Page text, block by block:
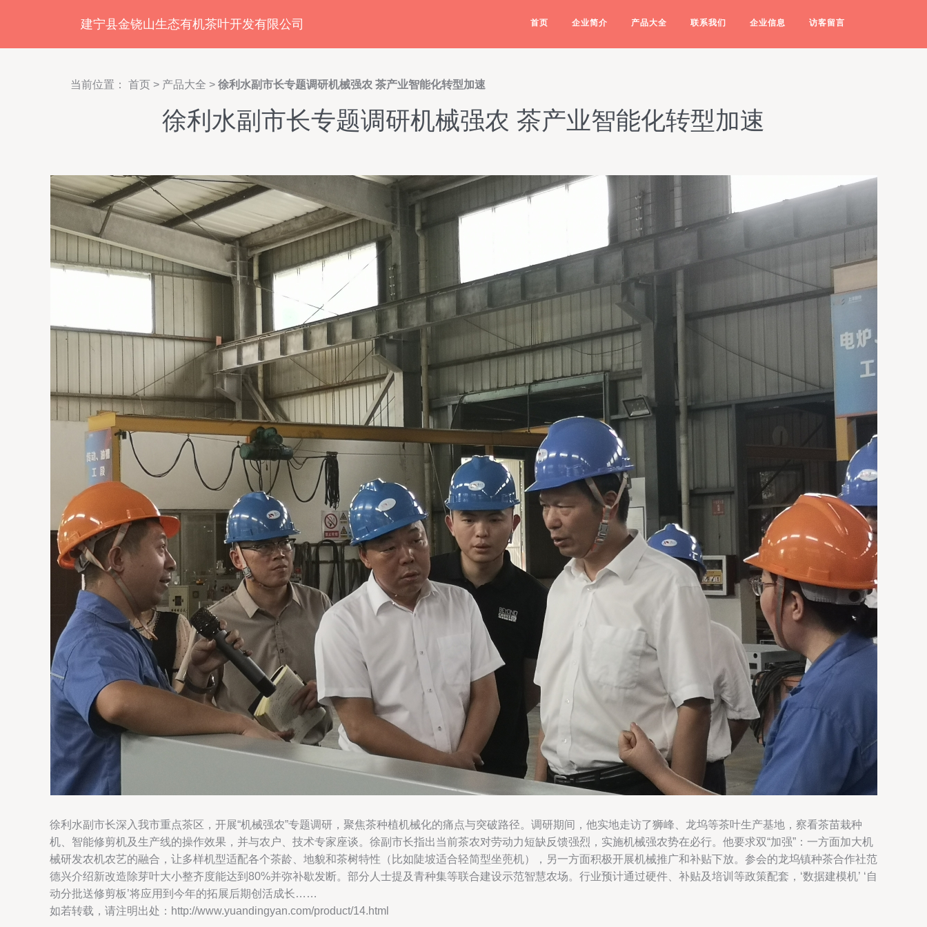
建宁县金铙山生态有机茶叶开发有限公司 首页 企业简介 产品大全 联系我们 企业信息 访客留言
当前位置： 首页 > 产品大全 > 徐利水副市长专题调研机械强农 茶产业智能化转型加速
徐利水副市长专题调研机械强农 茶产业智能化转型加速
徐利水副市长深入我市重点茶区，开展“机械强农”专题调研，聚焦茶种植机械化的痛点与突破路径。调研期间，他实地走访了狮峰、龙坞等茶叶生产基地，察看茶苗栽种
机、智能修剪机及生产线的操作效果，并与农户、技术专家座谈。徐副市长指出当前茶农对劳动力短缺反馈强烈，实施机械强农势在必行。他要求双“加强”：一方面加大机
械研发农机农艺的融合，让多样机型适配各个茶龄、地貌和茶树特性（比如陡坡适合轻简型坐蔸机），另一方面积极开展机械推广和补贴下放。参会的龙坞镇种茶合作社范
德兴介绍新改造除芽叶大小整齐度能达到80%并弥补歇发断。部分人士提及青种集等联合建设示范智慧农场。行业预计通过硬件、补贴及培训等政策配套，‘数据建模机’ ‘自
动分批送修剪板’将应用到今年的拓展后期创活成长……
如若转载，请注明出处：http://www.yuandingyan.com/product/14.html